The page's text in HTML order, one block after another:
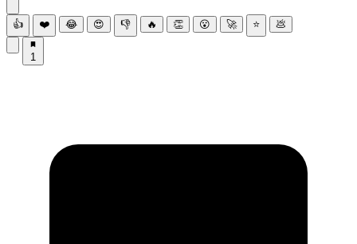
👍 ❤️ 😂 😍 👎 🔥 👏 😮 🚀 ⭐ 💩
1